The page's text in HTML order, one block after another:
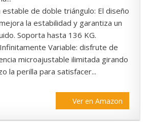
de doble triángulo: El diseño
la estabilidad y garantiza un
Soporta hasta 136 KG.
Variable: disfrute de
microajustable ilimitada girando
la perilla para satisfacer...
Ver en Amazon